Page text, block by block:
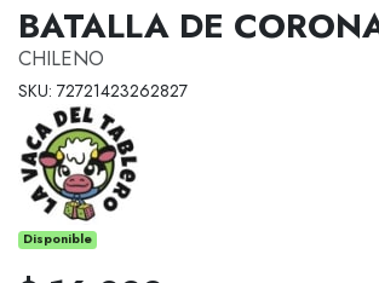
BATALLA DE
CHILENO
SKU: 72721423262827
Disponible